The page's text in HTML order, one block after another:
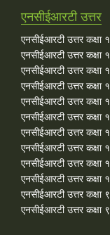
एनसीईआरटी उत्तर
एनसीईआरटी उत्तर कक्षा
एनसीईआरटी उत्तर कक्षा
एनसीईआरटी उत्तर कक्षा
एनसीईआरटी उत्तर कक्षा
एनसीईआरटी उत्तर कक्षा
एनसीईआरटी उत्तर कक्षा
एनसीईआरटी उत्तर कक्षा
एनसीईआरटी उत्तर कक्षा
एनसीईआरटी उत्तर कक्षा
एनसीईआरटी उत्तर कक्षा
एनसीईआरटी उत्तर कक्षा
एनसीईआरटी उत्तर कक्षा ९